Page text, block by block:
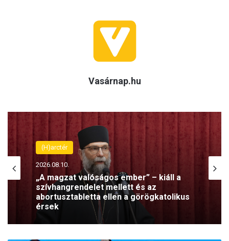
Vasárnap.hu
(H)arctér
2026.08.10.
„A magzat valóságos ember” – kiáll a
(H)arctér
2026.08.09.
Kántorokat képez a Székesfehérvári
Egyházmegye – olyan szolgálatra
készítenek fel, amely nélkül
elképzelhetetlen a liturgia